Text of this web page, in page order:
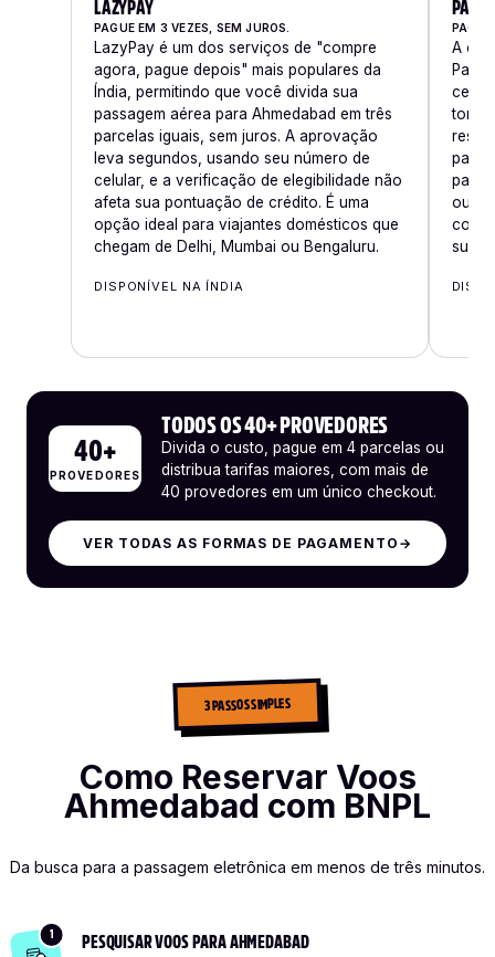
LAZYPAY
PAGUE EM 3 VEZES, SEM JUROS.
LazyPay é um dos serviços de "compre
agora, pague depois" mais populares da
Índia, permitindo que você divida sua
passagem aérea para Ahmedabad em três
parcelas iguais, sem juros. A aprovação
leva segundos, usando seu número de
celular, e a verificação de elegibilidade não
afeta sua pontuação de crédito. É uma
opção ideal para viajantes domésticos que
chegam de Delhi, Mumbai ou Bengaluru.
DISPONÍVEL NA ÍNDIA
PAYTM
A
ou à
suas
40+
PROVEDORES
TODOS OS 40+ PROVEDORES
Divida o custo, pague em 4 parcelas ou
distribua tarifas maiores, com mais de
40 provedores em um único checkout.
VER TODAS AS FORMAS DE PAGAMENTO →
3 PASSOS SIMPLES
Como Reservar Voos
Ahmedabad com BNPL
Da busca para a passagem eletrônica em menos de três minutos.
1 PESQUISAR VOOS PARA AHMEDABAD